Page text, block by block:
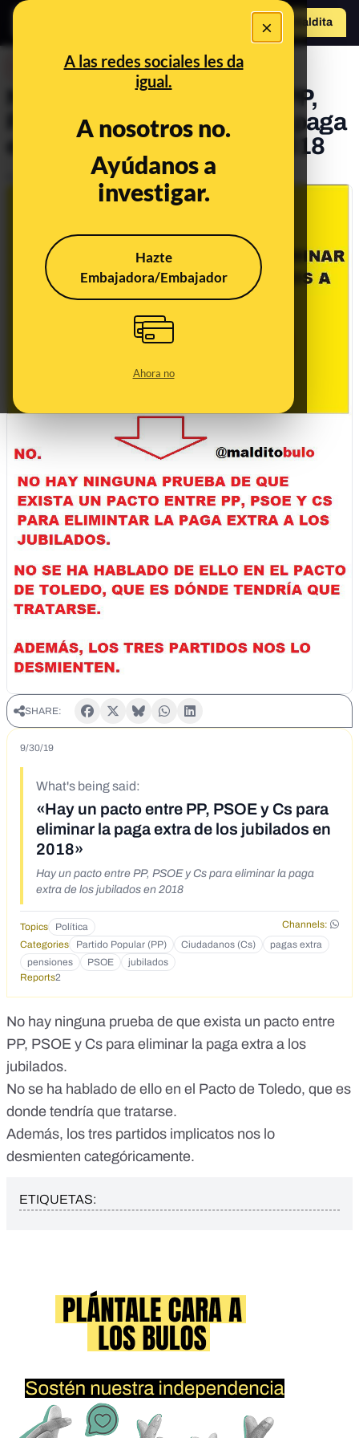
×
A las redes sociales les da
igual.
A nosotros no.
Ayúdanos a
investigar.
Hazte
Embajadora/Embajador
Ahora no
Hazte Maldita
No, no hay un pacto entre PP,
PSOE y Cs para eliminar la paga
extra de los jubilados en 2018
Nov 14, 2017, 12:00:00 AM
SHARE:
9/30/19
What's being said:
«Hay un pacto entre PP, PSOE y Cs para
eliminar la paga extra de los jubilados en
2018»
Hay un pacto entre PP, PSOE y Cs para eliminar la paga
extra de los jubilados en 2018
Topics Política
Channels:
Categories
Partido Popular (PP) Ciudadanos (Cs)
pagas extra
pensiones
PSOE
jubilados
Reports2
No hay ninguna prueba de que exista un pacto entre
PP, PSOE y Cs para eliminar la paga extra a los
jubilados.
No se ha hablado de ello en el Pacto de Toledo, que es
donde tendría que tratarse.
Además, los tres partidos implicatos nos lo
desmienten categóricamente.
ETIQUETAS: